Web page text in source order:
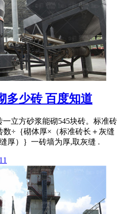
多少砖 百度知道
立方砂浆能砌545块砖。标准砖
数÷｛砌体厚×（标准砖长＋灰缝
厚）｝一砖墙为厚,取灰缝 .